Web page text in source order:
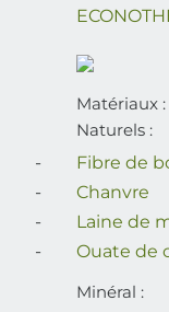
Matériaux :
Naturels :
Fibre de
Chanvre
Laine de
Ouate de
Minéral :